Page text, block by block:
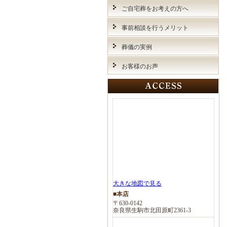
ご自宅葬をお考えの方へ
事前相談を行うメリット
葬儀の実例
お客様のお声
大きな地図で見る
■本店
〒630-0142
奈良県生駒市北田原町2361-3